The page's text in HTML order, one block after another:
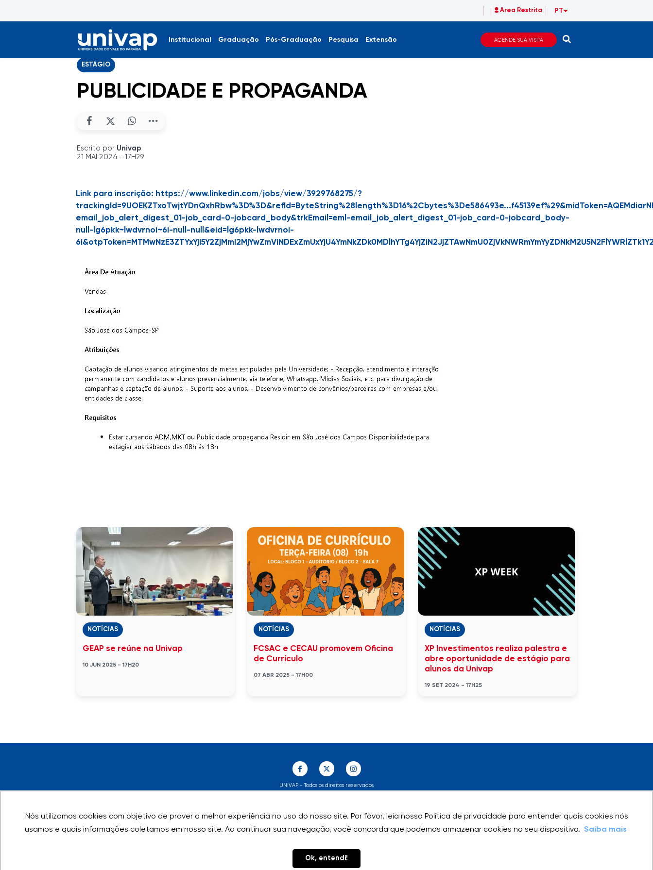
Nós utilizamos cookies com objetivo de prover a melhor experiência no uso do nosso site. Por favor, leia nossa Política de privacidade para entender quais cookies nós
usamos e quais informações coletamos em nosso site. Ao continuar sua navegação, você concorda que podemos armazenar cookies no seu dispositivo. Saiba mais
Ok, entendi!
Nós utilizamos cookies com objetivo de prover a melhor experiência no uso do nosso site. Por favor, leia nossa Política de privacidade para entender quais cookies nós
usamos e quais informações coletamos em nosso site. Ao continuar sua navegação, você concorda que podemos armazenar cookies no seu dispositivo. Saiba mais
Ok, entendi!
Area Restrita PT
Institucional Graduação Pós-Graduação Pesquisa Extensão AGENDE SUA VISITA
ESTÁGIO
PUBLICIDADE E PROPAGANDA
Escrito por Univap
21 MAI 2024 - 17H29
Link para inscrição: https://www.linkedin.com/jobs/view/3929768275/?
email_job_alert_digest_01-job_card-0-jobcard_body&trkEmail=eml-email_job_alert_digest_01-job_card-0-jobcard_body-
null-lg6pkk~lwdvrnoi~6i-null-null&eid=lg6pkk-lwdvrnoi-
NOTÍCIAS
GEAP se reúne na Univap
10 JUN 2025 - 17H20
NOTÍCIAS
FCSAC e CECAU promovem Oficina
de Currículo
07 ABR 2025 - 17H00
NOTÍCIAS
XP Investimentos realiza palestra e
abre oportunidade de estágio para
alunos da Univap
19 SET 2024 - 17H25
UNIVAP - Todos os direitos reservados